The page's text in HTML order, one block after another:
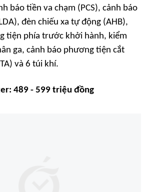
báo tiền va chạm (PCS), cảnh báo
đèn chiếu xa tự động (AHB),
tiện phía trước khởi hành, kiểm
ga, cảnh báo phương tiện cắt
và 6 túi khí.
489 - 599 triệu đồng